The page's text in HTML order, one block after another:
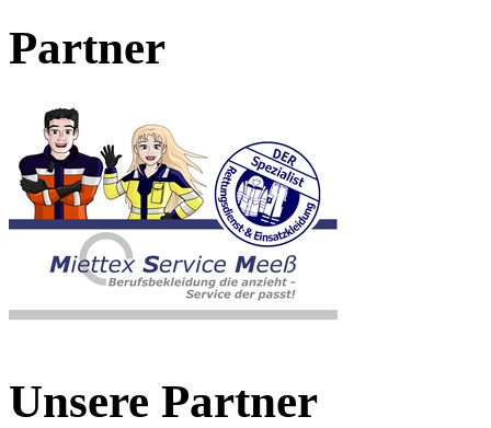
Partner
Unsere Partner